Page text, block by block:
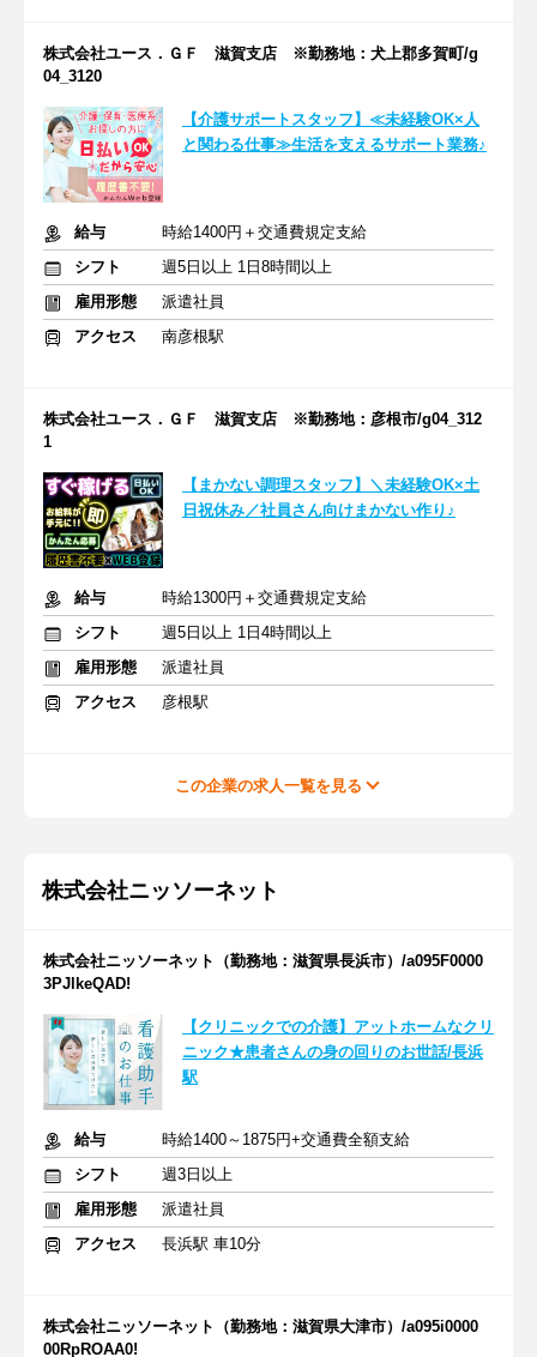
株式会社ユース．ＧＦ 滋賀支店 ※勤務地：犬上郡多賀町/g
04_3120
【介護サポートスタッフ】≪未経験OK×人
と関わる仕事≫生活を支えるサポート業務♪
給与
時給1400円＋交通費規定支給
シフト
週5日以上 1日8時間以上
雇用形態
派遣社員
アクセス
南彦根駅
株式会社ユース．ＧＦ 滋賀支店 ※勤務地：彦根市/g04_312
1
【まかない調理スタッフ】＼未経験OK×土
日祝休み／社員さん向けまかない作り♪
給与
時給1300円＋交通費規定支給
シフト
週5日以上 1日4時間以上
雇用形態
派遣社員
アクセス
彦根駅
この企業の求人一覧を見る
株式会社ニッソーネット
株式会社ニッソーネット（勤務地：滋賀県長浜市）/a095F0000
3PJlkeQAD!
【クリニックでの介護】アットホームなクリ
ニック★患者さんの身の回りのお世話/長浜
駅
給与
時給1400～1875円+交通費全額支給
シフト
週3日以上
雇用形態
派遣社員
アクセス
長浜駅 車10分
株式会社ニッソーネット（勤務地：滋賀県大津市）/a095i0000
00RpROAA0!